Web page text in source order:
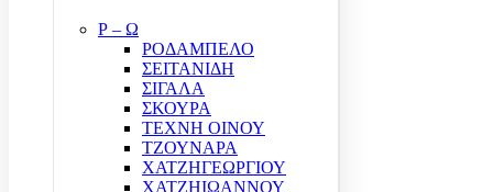
Ρ – Ω
ΡΟΔΑΜΠΕΛΟ
ΣΕΙΤΑΝΙΔΗ
ΣΙΓΑΛΑ
ΣΚΟΥΡΑ
ΤΕΧΝΗ ΟΙΝΟΥ
ΤΖΟΥΝΑΡΑ
ΧΑΤΖΗΓΕΩΡΓΙΟΥ
ΧΑΤΖΗΙΩΑΝΝΟΥ